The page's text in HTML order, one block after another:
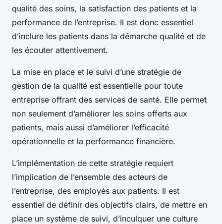
qualité des soins, la satisfaction des patients et la
performance de l’entreprise. Il est donc essentiel
d’inclure les patients dans la démarche qualité et de
les écouter attentivement.
La mise en place et le suivi d’une stratégie de
gestion de la qualité est essentielle pour toute
entreprise offrant des services de santé. Elle permet
non seulement d’améliorer les soins offerts aux
patients, mais aussi d’améliorer l’efficacité
opérationnelle et la performance financière.
L’implémentation de cette stratégie requiert
l’implication de l’ensemble des acteurs de
l’entreprise, des employés aux patients. Il est
essentiel de définir des objectifs clairs, de mettre en
place un système de suivi, d’inculquer une culture